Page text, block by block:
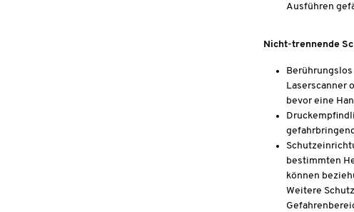
Ausführen
Nicht-trennende
Laserscanner
bevor eine
bestimmten
können
Weitere